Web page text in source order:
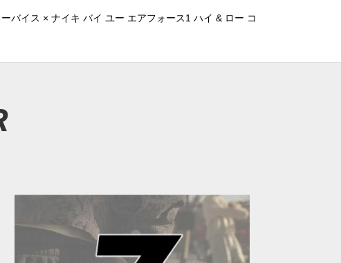
ーバイス × ナイキ バイ ユー エアフォース1 ハイ & ロー コ